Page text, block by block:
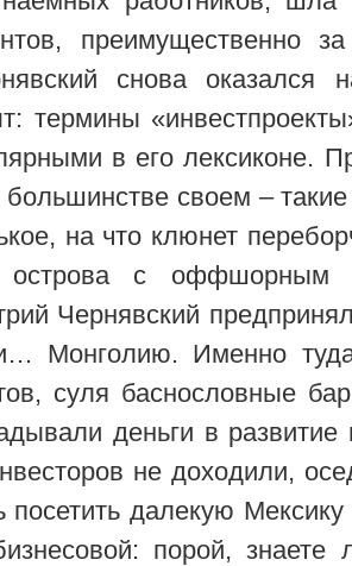
преимущественно
снова оказался
термины
в его лексиконе.
большинстве своем –
на что клюнет
острова с оффшорным
Чернявский
Монголию. Именно
суля баснословные
деньги в развитие
не доходили,
далекую
порой, знаете